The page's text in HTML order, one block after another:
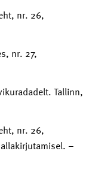
nr. 26,
nr. 27,
Tallinn,
nr. 26,
–